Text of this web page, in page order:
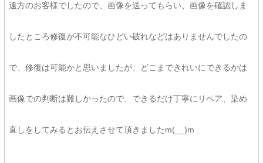
遠方のお客様でしたので、画像を送ってもらい、画像を確認しま
したところ修復が不可能なひどい破れなどはありませんでしたの
で、修復は可能かと思いましたが、どこまできれいにできるかは
画像での判断は難しかったので、できるだけ丁寧にリペア、染め
直しをしてみるとお伝えさせて頂きましたm(__)m